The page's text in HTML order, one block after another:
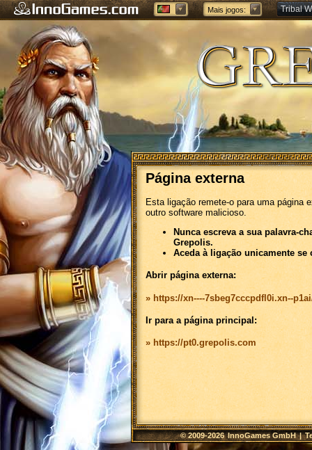
Mais jogos: Tribal
Forge
Página externa
Esta ligação remete-o para uma página
outro software malicioso.
Nunca escreva a sua palavra-
Grepolis.
Aceda à ligação unicamente
Abrir página externa:
» https://xn----7sbeg7cccpdfl0i.xn--
Ir para a página principal:
» https://pt0.grepolis.com
© 2009-2026InnoGames GmbH|